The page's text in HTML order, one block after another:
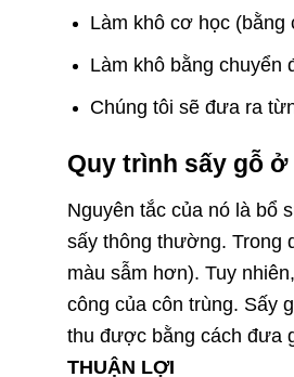
Làm khô cơ học (bằng
Làm khô bằng chuyển
Chúng tôi sẽ đưa ra
Quy trình sấy gỗ ở
Nguyên tắc của nó là bổ
sấy thông thường. Trong
màu sẫm hơn). Tuy
công của côn trùng. Sấy
thu được bằng cách đưa
THUẬN LỢI